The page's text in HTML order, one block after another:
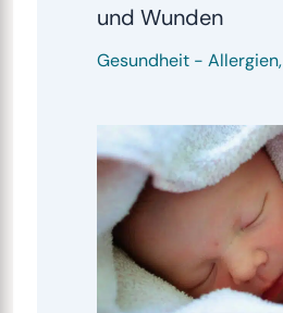
und Wunden
Gesundheit- Allergien,